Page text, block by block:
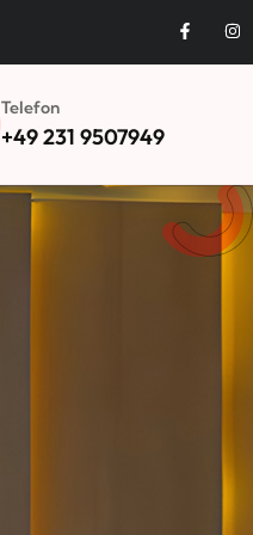
Telefon
+49 231 9507949